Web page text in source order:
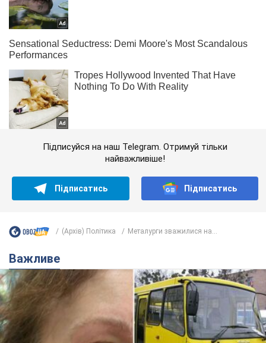
Підписуйся на наш Telegram. Отримуй тільки
найважливіше!
Підписатись Підписатись
(Архів) Політика Металурги зважилися на...
Важливе